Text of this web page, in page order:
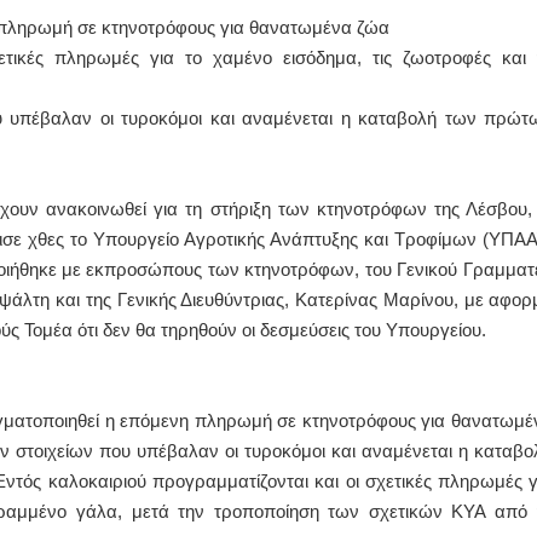
σε κτηνοτρόφους για θανατωμένα ζώα
πληρωμές για το χαμένο εισόδημα, τις ζωοτροφές και
υπέβαλαν οι τυροκόμοι και αναμένεται η καταβολή των
ανακοινωθεί για τη στήριξη των κτηνοτρόφων της Λέσβου,
χθες το Υπουργείο Αγροτικής Ανάπτυξης και Τροφίμων
με εκπροσώπους των κτηνοτρόφων, του Γενικού
και της Γενικής Διευθύντριας, Κατερίνας Μαρίνου, με
ότι δεν θα τηρηθούν οι δεσμεύσεις του Υπουργείου.
η επόμενη πληρωμή σε κτηνοτρόφους για
που υπέβαλαν οι τυροκόμοι και αναμένεται η
καλοκαιριού προγραμματίζονται και οι σχετικές πληρωμές
γάλα, μετά την τροποποίηση των σχετικών ΚΥΑ από
ΙΩΑΝΝΗΣ Α. ΜΑΛΛΙΑΣ
ΧΕΙΡΟΥΡΓΟΣ
ΟΦΘΑΛΜΙΑΤΡΟΣ
Καβέτσου 10, Μυτιλήνη, τηλ:
2251038065
Χειρουργός Ωτορινολαρυγγολόγος
Έλενα Μπούμπα
Στρατιωτικός Ιατρός
2102467085 & 6938502258
email- elenboumpa@gmail.com